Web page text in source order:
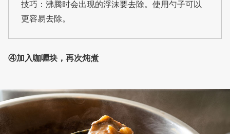
技巧：沸腾时会出现的浮沫要去除。使用勺子可以
更容易去除。
④加入咖喱块，再次炖煮